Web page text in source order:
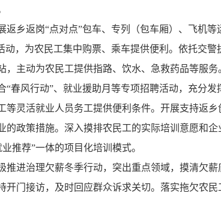
返乡返岗“点对点”包车、专列（包车厢）、飞机等
动，为农民工集中购票、乘车提供便利。依托交
，主动为农民工提供指路、饮水、急救药品等服务
“春风行动”、就业援助月等专项招聘活动，充分
等灵活就业人员务工提供便利条件。开展支持返
的政策措施。深入摸排农民工的实际培训意愿和
业推荐”一体的项目化培训模式。
推进治理欠薪冬季行动，突出重点领域，摸清欠
开门接访，及时回应群众诉求关切。落实拖欠农民